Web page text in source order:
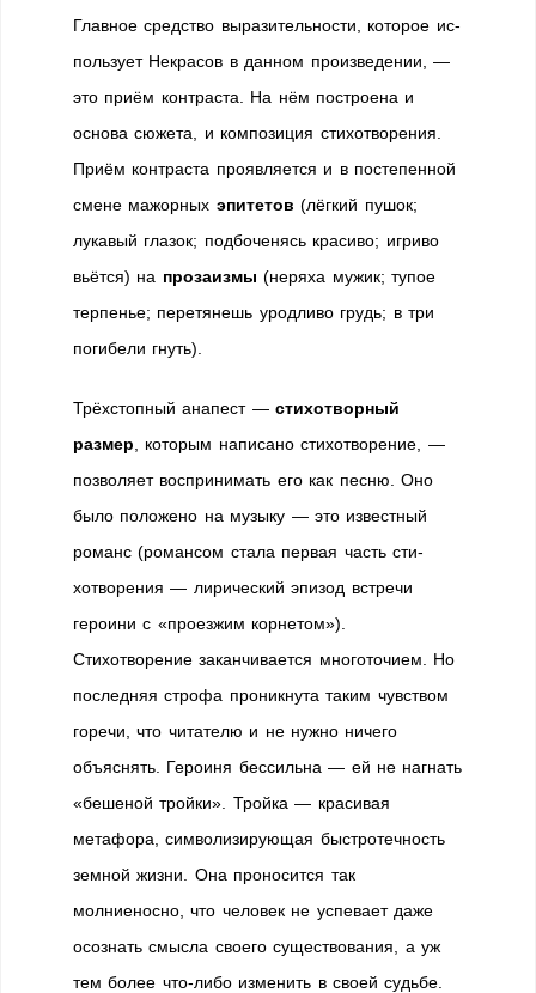
Главное средство выразительности, которое ис­
пользует Некрасов в данном произведении, —
это приём контраста. На нём построена и
основа сюжета, и композиция стихотворения.
Приём контраста проявляется и в постепенной
смене мажорных эпитетов (лёгкий пушок;
лукавый глазок; подбоченясь красиво; игриво
вьётся) на прозаизмы (неряха мужик; тупое
терпенье; перетянешь уродливо грудь; в три
погибели гнуть).
Трёхстопный анапест —стихотворный
размер , которым напи­сано стихотворение, —
позволяет воспринимать его как песню. Оно
было положено на музыку — это известный
романс (романсом стала первая часть сти­
хотворения — лирический эпизод встречи
героини с «проезжим корнетом»).
Стихотворение заканчивается многоточием. Но
последняя строфа проникнута таким чувством
горе­чи, что читателю и не нужно ничего
объяснять. Геро­иня бессильна — ей не нагнать
«бешеной тройки». Тройка — красивая
метафора, символизирующая быстротечность
земной жизни. Она проносится так
молниеносно, что человек не успевает даже
осознать смысла своего существования, а уж
тем более что-либо изменить в своей судьбе.